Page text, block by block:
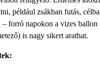
például zsákban futás,
– forró napokon a vizes
is nagy sikert arathat.